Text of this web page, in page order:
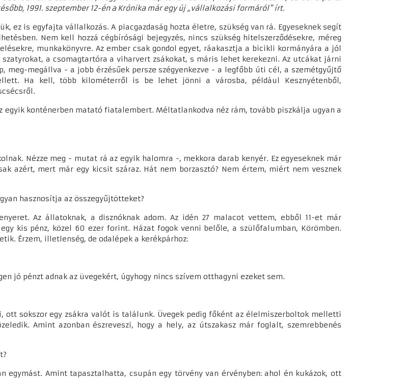
1991. szeptember 12-én a Krónika már egy új „vállalkozási formáról" írt.
ez is egyfajta vállalkozás. A piacgazdaság hozta életre, szükség van rá. Egyeseknek segít
Nem kell hozzá cégbírósági bejegyzés, nincs szükség hitelszerződésekre, méreg
munkakönyvre. Az ember csak gondol egyet, ráakasztja a bicikli kormányára a jól
a csomagtartóra a viharvert zsákokat, s máris lehet kerekezni. Az utcákat járni
meg-megállva - a jobb érzésűek persze szégyenkezve - a legfőbb úti cél, a szemétgyűjtő
Ha kell, több kilométerről is be lehet jönni a városba, például Kesznyétenből,
konténerben matató fiatalembert. Méltatlankodva néz rám, tovább piszkálja ugyan a
Nézze meg - mutat rá az egyik halomra -, mekkora darab kenyér. Ez egyeseknek már
azért, mert már egy kicsit száraz. Hát nem borzasztó? Nem értem, miért nem vesznek
hasznosítja az összegyűjtötteket?
Az állatoknak, a disznóknak adom. Az idén 27 malacot vettem, ebből 11-et már
kis pénz, közel 60 ezer forint. Házat fogok venni belőle, a szülőfalumban, Körömben.
Érzem, illetlenség, de odalépek a kerékpárhoz:
jó pénzt adnak az üvegekért, úgyhogy nincs szívem otthagyni ezeket sem.
ott sokszor egy zsákra valót is találunk. Üvegek pedig főként az élelmiszerboltok melletti
Amint azonban észreveszi, hogy a hely, az útszakasz már foglalt, szemrebbenés
egymást. Amint tapasztalhatta, csupán egy törvény van érvényben: ahol én kukázok, ott